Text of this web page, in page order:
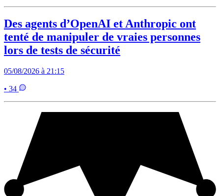
Des agents d’OpenAI et Anthropic ont
tenté de manipuler de vraies personnes
lors de tests de sécurité
05/08/2026 à 21:15
• 34